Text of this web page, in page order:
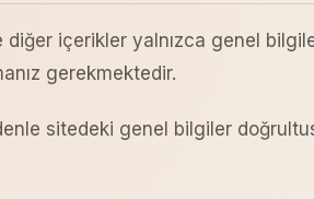
diğer içerikler yalnızca genel
gerekmektedir.
sitedeki genel bilgiler